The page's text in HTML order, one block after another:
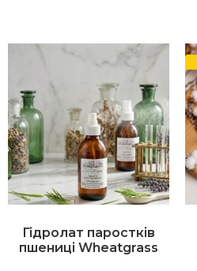
Гідролат паростків
пшениці Wheatgrass